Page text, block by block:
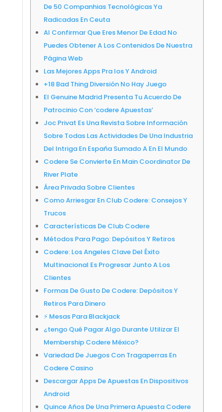
De 50 Companhias Tecnológicas Ya
Radicadas En Ceuta
Al Confirmar Que Eres Menor De Edad No
Puedes Obtener A Los Contenidos De Nuestra
Página Web
Las Mejores Apps Pra Ios Y Android
+18 Bad Thing Diversión No Hay Juego
El Genuine Madrid Presenta Tu Acuerdo De
Patrocinio Con ‘codere Apuestas’
Joc Privat Es Una Revista Sobre Información
Sobre Todas Las Actividades De Una Industria
Del Intriga En España Sumado A En El Mundo
Codere Se Convierte En Main Coordinator De
River Plate
Área Privada Sobre Clientes
Como Arriesgar En Club Codere: Consejos Y
Trucos
Características De Club Codere
Métodos Para Pago: Depósitos Y Retiros
Codere: Los Angeles Clave Del Éxito
Multinacional Es Progresar Junto A Los
Clientes
Formas De Gusto De Codere: Depósitos Y
Retiros Para Dinero
⚡ Mesas Para Blackjack
¿tengo Qué Pagar Algo Durante Utilizar El
Membership Codere México?
Variedad De Juegos Con Tragaperras En
Codere Casino
Descargar Apps De Apuestas En Dispositivos
Android
Quince Años De Una Primera Apuesta Codere